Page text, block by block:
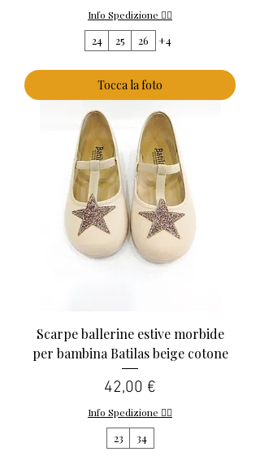
Info Spedizione 👈🏻
24 25 26 +4
Tocca la foto
Scarpe ballerine estive morbide
per bambina Batilas beige cotone
Prezzo
42,00 €
Info Spedizione 👈🏻
23 34